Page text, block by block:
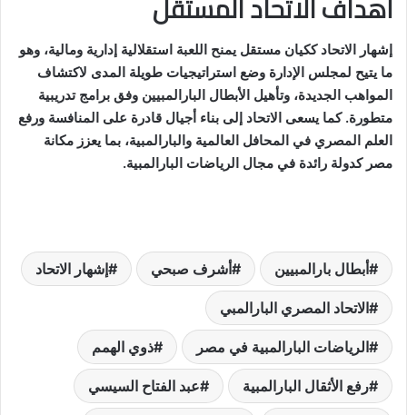
إشهار الاتحاد ككيان مستقل يمنح اللعبة استقلالية إدارية ومالية، وهو
ما يتيح لمجلس الإدارة وضع استراتيجيات طويلة المدى لاكتشاف
المواهب الجديدة، وتأهيل الأبطال البارالمبيين وفق برامج تدريبية
متطورة. كما يسعى الاتحاد إلى بناء أجيال قادرة على المنافسة ورفع
العلم المصري في المحافل العالمية والبارالمبية، بما يعزز مكانة
مصر كدولة رائدة في مجال الرياضات البارالمبية.
أبطال بارالمبيين أشرف صبحي إشهار الاتحاد
الاتحاد المصري البارالمبي
الرياضات البارالمبية في مصر ذوي الهمم
رفع الأثقال البارالمبية عبد الفتاح السيسي